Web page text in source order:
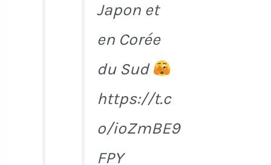
Japon et
en Corée
du Sud
https://t.c
o/ioZmBE9
FPY